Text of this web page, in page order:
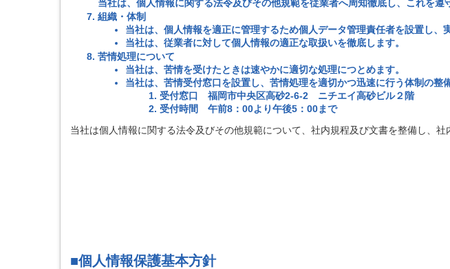
当社は、個人情報に関する法令及びその他規範を従業者へ周知徹底し、これを遵
組織・体制
当社は、個人情報を適正に管理するため個人データ管理責任者を設置し、
当社は、従業者に対して個人情報の適正な取扱いを徹底します。
苦情処理について
当社は、苦情を受けたときは速やかに適切な処理につとめます。
当社は、苦情受付窓口を設置し、苦情処理を適切かつ迅速に行う体制の整
受付窓口 福岡市中央区高砂2-6-2 ニチエイ高砂ビル２階
受付時間 午前8：00より午後5：00まで
当社は個人情報に関する法令及びその他規範について、社内規程及び文書を整備し、社
■個人情報保護基本方針